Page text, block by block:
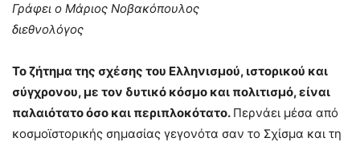
Γράφει ο Μάριος Νοβακόπουλος
διεθνολόγος
Το ζήτημα της σχέσης του Ελληνισμού, ιστορικού και
σύγχρονου, με τον δυτικό κόσμο και πολιτισμό, είναι
παλαιότατο όσο και περιπλοκότατο. Περνάει μέσα από
κοσμοϊστορικής σημασίας γεγονότα σαν το Σχίσμα και τη